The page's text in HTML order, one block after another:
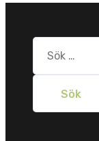
Sök
efter: